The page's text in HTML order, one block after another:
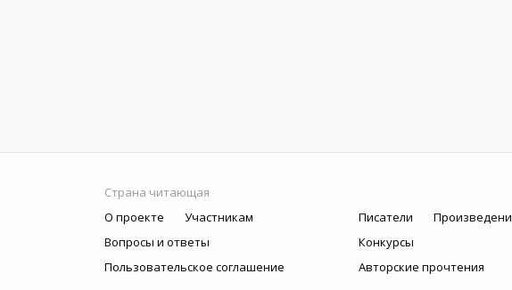
Страна читающая
О проекте
Участникам
Вопросы и ответы
Пользовательское соглашение
Писатели
Конкурсы
Авторские прочтения